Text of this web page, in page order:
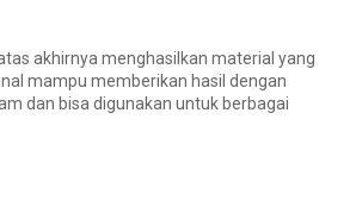
akhirnya menghasilkan material yang
mampu memberikan hasil dengan
dan bisa digunakan untuk berbagai